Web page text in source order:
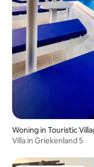
Woning in Touristic
Villa in Griekenland 5